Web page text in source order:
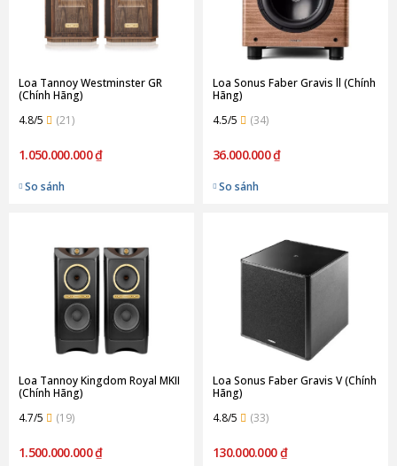
Loa Tannoy Westminster GR
(Chính Hãng)
4.8/5
(21)
1.050.000.000 ₫
So sánh
Loa Sonus Faber Gravis ll (Chính
Hãng)
4.5/5
(34)
36.000.000 ₫
So sánh
Loa Tannoy Kingdom Royal MKII
(Chính Hãng)
4.7/5
(19)
1.500.000.000 ₫
Loa Sonus Faber Gravis V (Chính
Hãng)
4.8/5
(33)
130.000.000 ₫